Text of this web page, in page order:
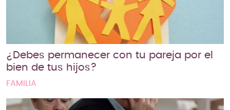
¿Debes permanecer con tu pareja por el
bien de tus hijos?
FAMILIA